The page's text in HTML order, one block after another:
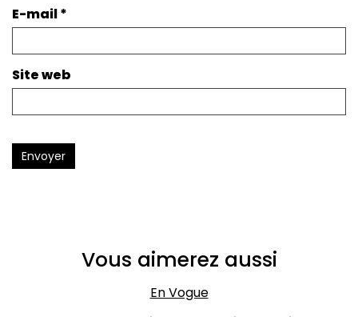
E-mail*
Site web
Envoyer
Vous aimerez aussi
En Vogue